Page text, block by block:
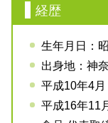
経歴
生年月日：
出身地：神
平成10年4
平成16年11